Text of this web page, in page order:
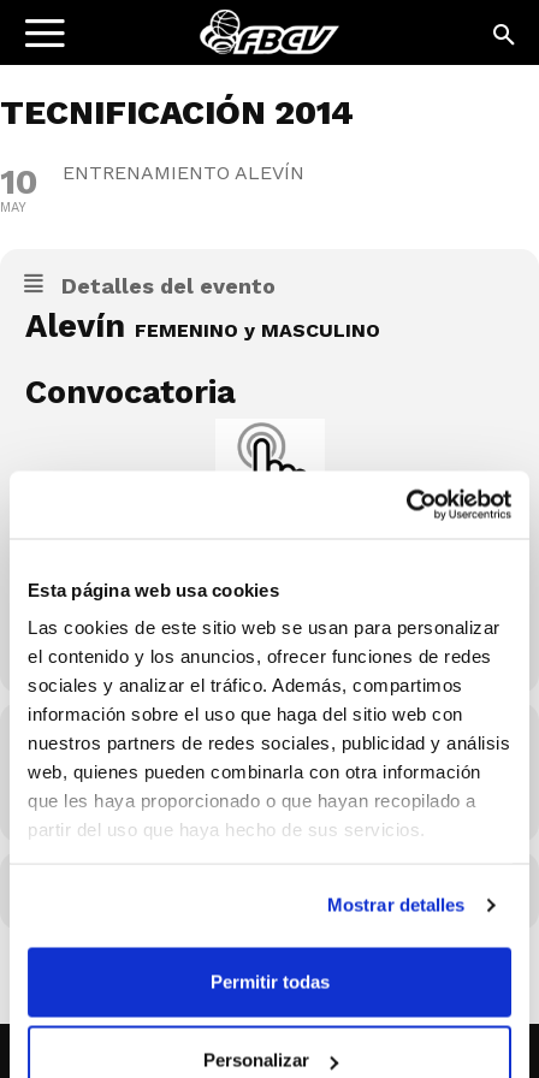
Esta página web usa cookies
Las cookies de este sitio web se usan para personalizar
el contenido y los anuncios, ofrecer funciones de redes
sociales y analizar el tráfico. Además, compartimos
información sobre el uso que haga del sitio web con
nuestros partners de redes sociales, publicidad y análisis
web, quienes pueden combinarla con otra información
que les haya proporcionado o que hayan recopilado a
partir del uso que haya hecho de sus servicios.
Mostrar detalles
Permitir todas
Personalizar
TECNIFICACIÓN 2014
10
MAY
ENTRENAMIENTO ALEVÍN
Detalles del evento
Alevín FEMENINO y MASCULINO
Convocatoria
Hora
10/05/2026 Consulta el horario en los detalles del evento
(GMT+02:00)
CALENDARIO GOOGLE